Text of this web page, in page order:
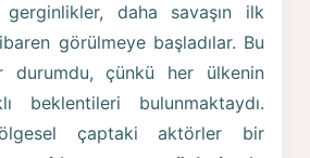
daha savaşın ilk
görülmeye başladılar. Bu
çünkü her ülkenin
beklentileri bulunmaktaydı.
çaptaki aktörler bir